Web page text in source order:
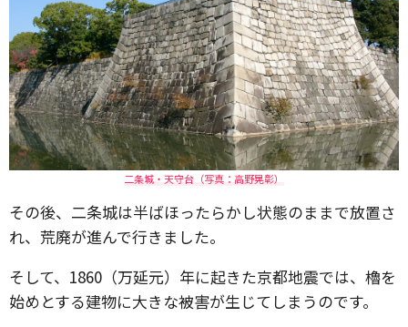
二条城・天守台（写真：高野晃彰）
その後、二条城は半ばほったらかし状態のままで放置さ
れ、荒廃が進んで行きました。
そして、1860（万延元）年に起きた京都地震では、櫓を
始めとする建物に大きな被害が生じてしまうのです。